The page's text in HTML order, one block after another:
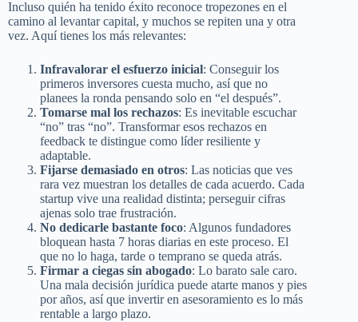
Incluso quién ha tenido éxito reconoce tropezones en el
camino al levantar capital, y muchos se repiten una y otra
vez. Aquí tienes los más relevantes:
Infravalorar el esfuerzo inicial: Conseguir los
primeros inversores cuesta mucho, así que no
planees la ronda pensando solo en “el después”.
Tomarse mal los rechazos: Es inevitable escuchar
“no” tras “no”. Transformar esos rechazos en
feedback te distingue como líder resiliente y
adaptable.
Fijarse demasiado en otros: Las noticias que ves
rara vez muestran los detalles de cada acuerdo. Cada
startup vive una realidad distinta; perseguir cifras
ajenas solo trae frustración.
No dedicarle bastante foco: Algunos fundadores
bloquean hasta 7 horas diarias en este proceso. El
que no lo haga, tarde o temprano se queda atrás.
Firmar a ciegas sin abogado: Lo barato sale caro.
Una mala decisión jurídica puede atarte manos y pies
por años, así que invertir en asesoramiento es lo más
rentable a largo plazo.